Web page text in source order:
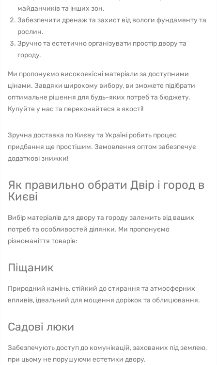
майданчиків та інших зон.
Забезпечити дренаж та захист від вологи фундаменту та
рослин.
Зручно та естетично організувати простір двору та
городу.
Ми пропонуємо високоякісні матеріали за доступними
цінами. Завдяки широкому вибору, ви зможете підібрати
оптимальне рішення для будь-яких потреб та бюджету.
Купуйте у нас та переконайтеся в якості!
Зручна доставка по Києву та Україні робить процес
придбання ще простішим. Замовлення оптом забезпечує
додаткові знижки!
Як правильно обрати Двір і город в
Києві
Вибір матеріалів для двору та городу залежить від ваших
потреб та особливостей ділянки. Ми пропонуємо
різноманіття товарів:
Піщаник
Природний камінь, стійкий до стирання та атмосферних
впливів, ідеальний для мощення доріжок та облицювання.
Садові люки
Забезпечують доступ до комунікацій, захованих під землею,
при цьому не порушуючи естетики двору.